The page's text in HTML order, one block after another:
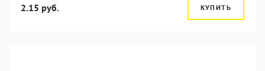
2.15 руб. КУПИТЬ